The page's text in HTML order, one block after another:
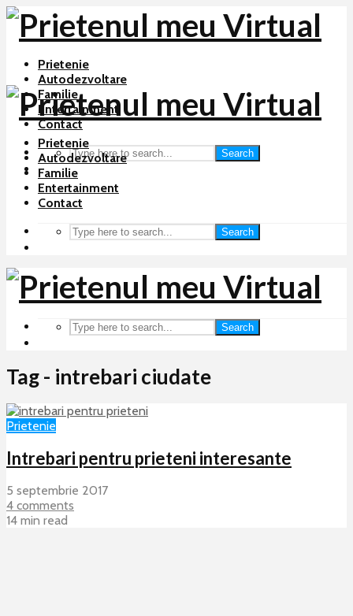
Prietenie
Autodezvoltare
Familie
Entertainment
Contact
Search
Prietenie
Autodezvoltare
Familie
Entertainment
Contact
Search
Search
Tag - intrebari ciudate
Prietenie
Intrebari pentru prieteni interesante
5 septembrie 2017
4 comments
14 min read